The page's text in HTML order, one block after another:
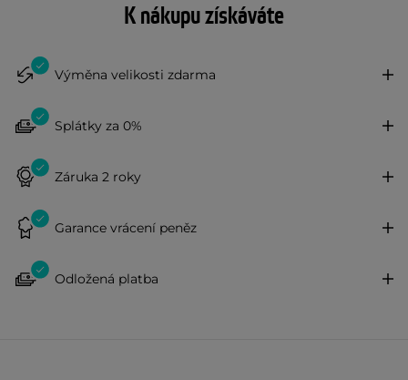
K nákupu získáváte
Výměna velikosti zdarma
Splátky za 0%
Záruka 2 roky
Garance vrácení peněz
Odložená platba